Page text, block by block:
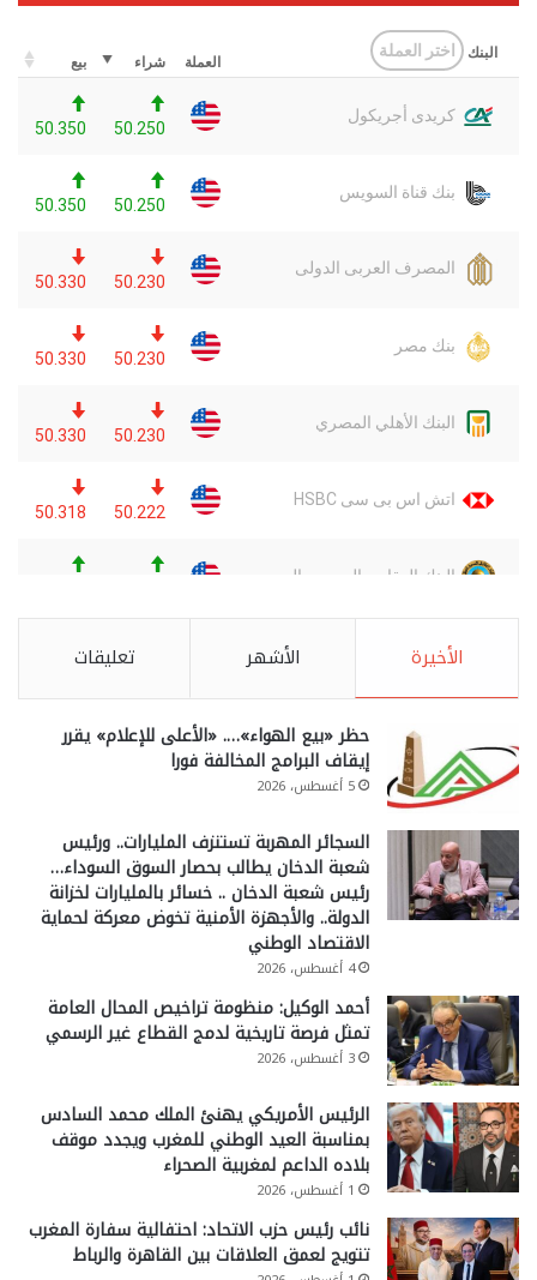
الأخيرة الأشهر تعليقات
حظر «بيع الهواء»…. «الأعلى للإعلام» يقرر
إيقاف البرامج المخالفة فورا
5 أغسطس، 2026
السجائر المهربة تستنزف المليارات.. ورئيس
شعبة الدخان يطالب بحصار السوق السوداء…
رئيس شعبة الدخان .. خسائر بالمليارات لخزانة
الدولة.. والأجهزة الأمنية تخوض معركة لحماية
الاقتصاد الوطني
4 أغسطس، 2026
أحمد الوكيل: منظومة تراخيص المحال العامة
تمثل فرصة تاريخية لدمج القطاع غير الرسمي
3 أغسطس، 2026
الرئيس الأمريكي يهنئ الملك محمد السادس
بمناسبة العيد الوطني للمغرب ويجدد موقف
بلاده الداعم لمغربية الصحراء
1 أغسطس، 2026
نائب رئيس حزب الاتحاد: احتفالية سفارة المغرب
تتويج لعمق العلاقات بين القاهرة والرباط